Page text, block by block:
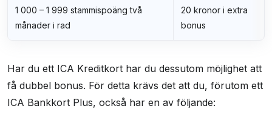
1 000 – 1 999 stammispoäng två
månader i rad
20 kronor i extra
bonus
Har du ett ICA Kreditkort har du dessutom möjlighet att
få dubbel bonus. För detta krävs det att du, förutom ett
ICA Bankkort Plus, också har en av följande: